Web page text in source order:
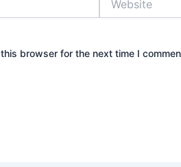
browser for the next time I